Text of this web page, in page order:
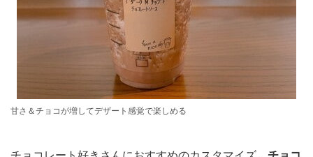
甘さ＆チョコが増してデザート感覚で楽しめる